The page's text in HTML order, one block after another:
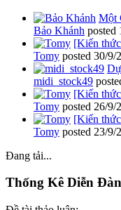
Một
Bảo Khánh posted
[Kiến
Tomy posted 30/9/
midi_stock49
[Kiến
Tomy posted 26/9/
[Kiến
Tomy posted 23/9/
Đang tải...
Thống Kê Diễn Đàn